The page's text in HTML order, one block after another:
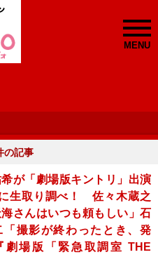
MENU
の記事
が「劇場版キントリ」出演
生取り調べ！ 佐々木蔵之
さんはいつも頼もしい」石
「撮影が終わったとき、発
劇場版「緊急取調室 THE